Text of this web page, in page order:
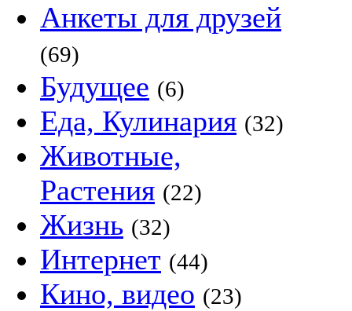
Анкеты для друзей
(69)
Будущее (6)
Еда, Кулинария (32)
Животные,
Растения (22)
Жизнь (32)
Интернет (44)
Кино, видео (23)